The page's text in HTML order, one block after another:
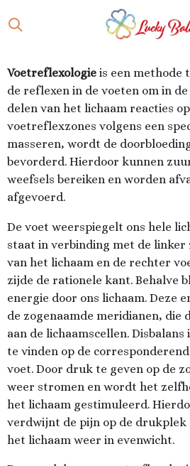
Ga
direct
de
hoofdinhoud
Voetreflexologie is een methode
de reflexen in de voeten om in
delen van het lichaam reacties
voetreflexzones volgens een
masseren, wordt de
bevorderd. Hierdoor kunnen
weefsels bereiken en worden
afgevoerd.
De voet weerspiegelt ons hele
staat in verbinding met de linker
van het lichaam en de rechter
zijde de rationele kant. Behalve
energie door ons lichaam. Deze
de zogenaamde meridianen, die
aan de lichaamscellen.
te vinden op de
voet. Door druk te geven op de
weer stromen en wordt het
het lichaam gestimuleerd.
verdwijnt de pijn op de
het lichaam weer in evenwicht.